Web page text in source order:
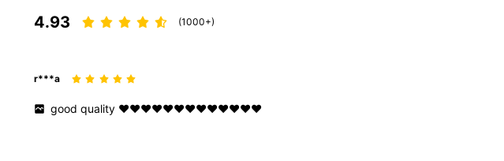
4.93 (1000+)
r***a
goodquality ❤️❤️❤️❤️❤️❤️❤️❤️❤️❤️❤️❤️❤️